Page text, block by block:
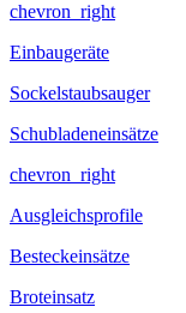
chevron_right
Einbaugeräte
Sockelstaubsauger
Schubladeneinsätze
chevron_right
Ausgleichsprofile
Besteckeinsätze
Broteinsatz